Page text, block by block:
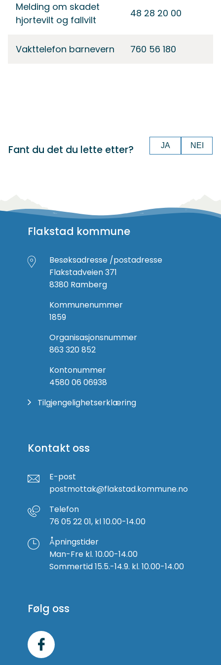
Melding om skadet
hjortevilt og fallvilt
48 28 20 00
Vakttelefon barnevern 760 56 180
Fant du det du lette etter? JA NEI
Flakstad kommune
Besøksadresse /postadresse
Flakstadveien 371
8380 Ramberg
Kommunenummer
1859
Organisasjonsnummer
863 320 852
Kontonummer
4580 06 06938
Tilgjengelighetserklæring
Kontakt oss
E-post
postmottak@flakstad.kommune.no
Telefon
76 05 22 01, kl 10.00-14.00
Åpningstider
Man-Fre kl. 10.00-14.00
Sommertid 15.5.-14.9. kl. 10.00-14.00
Følg oss